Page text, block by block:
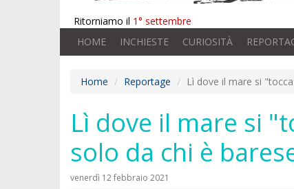
Ritorniamo il 1° settembre
HOME INCHIESTE CURIOSITÀ
Home Reportage Lì dove il mare si
Lì dove il mare si
solo da chi è
venerdì 12 febbraio 2021